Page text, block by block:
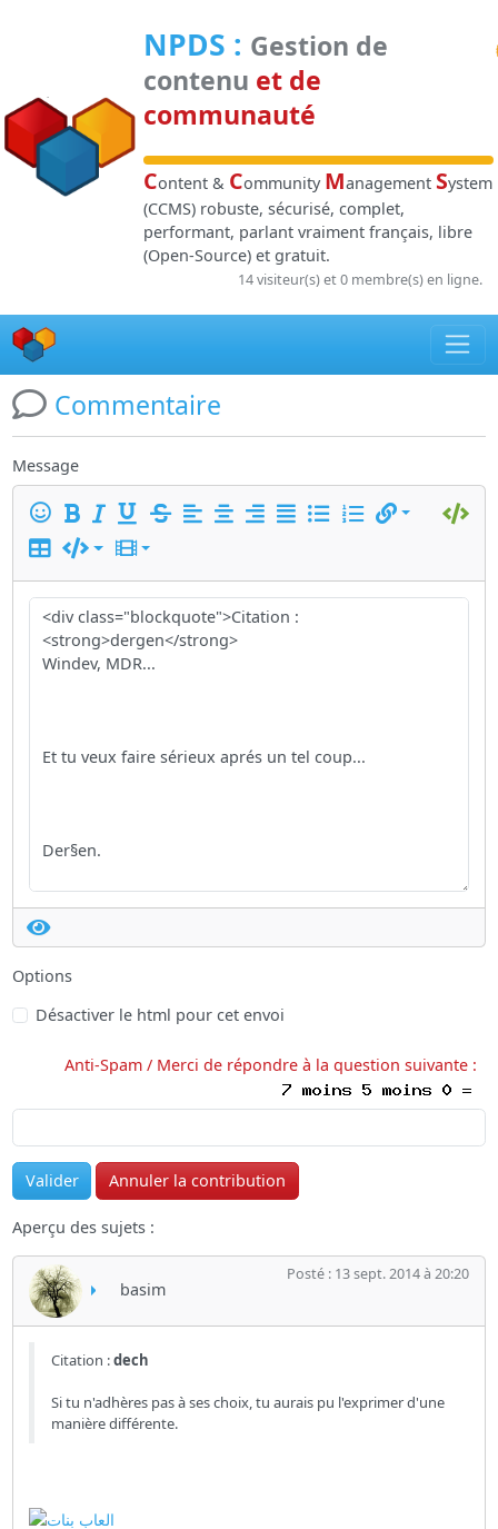
NPDS : Gestion de
contenu et de
communauté
Content & Community Management System
(CCMS) robuste, sécurisé, complet,
performant, parlant vraiment français, libre
(Open-Source) et gratuit.
14 visiteur(s) et 0 membre(s) en ligne.
Commentaire
Message
Options
Désactiver le html pour cet envoi
Anti-Spam / Merci de répondre à la question suivante :
Aperçu des sujets :
basim
Posté : 13 sept. 2014 à 20:20
Citation :dech
Si tu n'adhères pas à ses choix, tu aurais pu l'exprimer d'une
manière différente.